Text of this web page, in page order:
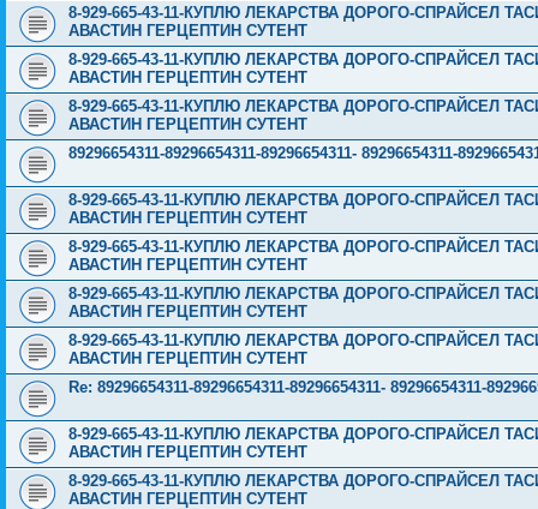
8-929-665-43-11-КУПЛЮ ЛЕКАРСТВА ДОРОГО-СПРАЙСЕЛ
АВАСТИН ГЕРЦЕПТИН СУТЕНТ
8-929-665-43-11-КУПЛЮ ЛЕКАРСТВА ДОРОГО-СПРАЙСЕЛ
АВАСТИН ГЕРЦЕПТИН СУТЕНТ
8-929-665-43-11-КУПЛЮ ЛЕКАРСТВА ДОРОГО-СПРАЙСЕЛ
АВАСТИН ГЕРЦЕПТИН СУТЕНТ
89296654311-89296654311-89296654311- 89296654311-
8-929-665-43-11-КУПЛЮ ЛЕКАРСТВА ДОРОГО-СПРАЙСЕЛ
АВАСТИН ГЕРЦЕПТИН СУТЕНТ
8-929-665-43-11-КУПЛЮ ЛЕКАРСТВА ДОРОГО-СПРАЙСЕЛ
АВАСТИН ГЕРЦЕПТИН СУТЕНТ
8-929-665-43-11-КУПЛЮ ЛЕКАРСТВА ДОРОГО-СПРАЙСЕЛ
АВАСТИН ГЕРЦЕПТИН СУТЕНТ
8-929-665-43-11-КУПЛЮ ЛЕКАРСТВА ДОРОГО-СПРАЙСЕЛ
АВАСТИН ГЕРЦЕПТИН СУТЕНТ
Re: 89296654311-89296654311-89296654311- 89296654311-
8-929-665-43-11-КУПЛЮ ЛЕКАРСТВА ДОРОГО-СПРАЙСЕЛ
АВАСТИН ГЕРЦЕПТИН СУТЕНТ
8-929-665-43-11-КУПЛЮ ЛЕКАРСТВА ДОРОГО-СПРАЙСЕЛ
АВАСТИН ГЕРЦЕПТИН СУТЕНТ